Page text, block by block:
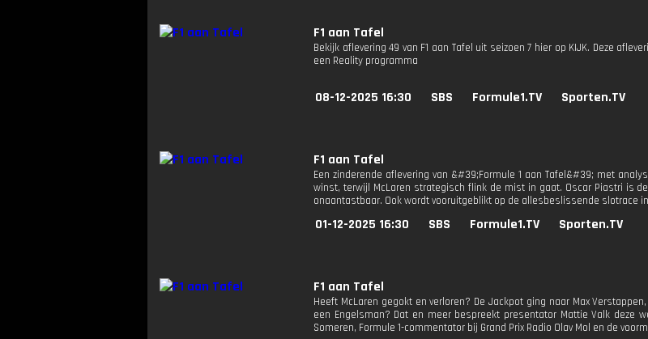
F1 aan Tafel
Bekijk aflevering 49 van F1 aan Tafel uit seizoen 7 hier op KIJK. Deze
een Reality programma
08-12-2025 16:30 SBS Formule1.TV Sporten.TV
F1 aan Tafel
Een zinderende aflevering van &#39;Formule 1 aan Tafel&#39; met
winst, terwijl McLaren strategisch flink de mist in gaat. Oscar Piastri is
onaantastbaar. Ook wordt vooruitgeblikt op de allesbeslissende slotrace
01-12-2025 16:30 SBS Formule1.TV Sporten.TV
F1 aan Tafel
Heeft McLaren gegokt en verloren? De Jackpot ging naar Max
een Engelsman? Dat en meer bespreekt presentator Mattie Valk deze
Someren, Formule 1-commentator bij Grand Prix Radio Olav Mol en de